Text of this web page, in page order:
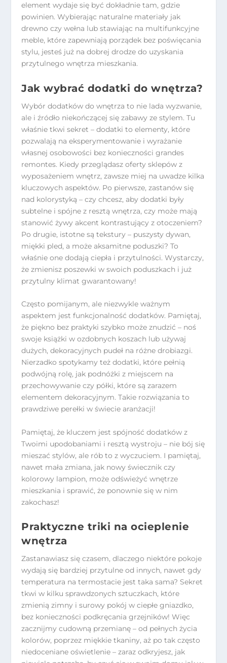
element wydaje się być dokładnie tam, gdzie
powinien. Wybierając naturalne materiały jak
drewno czy wełna lub stawiając na multifunkcyjne
meble, które zapewniają porządek bez poświęcania
stylu, jesteś już na dobrej drodze do uzyskania
przytulnego wnętrza mieszkania.
Jak wybrać dodatki do wnętrza?
Wybór dodatków do wnętrza to nie lada wyzwanie,
ale i źródło niekończącej się zabawy ze stylem. Tu
właśnie tkwi sekret – dodatki to elementy, które
pozwalają na eksperymentowanie i wyrażanie
własnej osobowości bez konieczności grandes
remontes. Kiedy przeglądasz oferty sklepów z
wyposażeniem wnętrz, zawsze miej na uwadze kilka
kluczowych aspektów. Po pierwsze, zastanów się
nad kolorystyką – czy chcesz, aby dodatki były
subtelne i spójne z resztą wnętrza, czy może mają
stanowić żywy akcent kontrastujący z otoczeniem?
Po drugie, istotne są tekstury – puszysty dywan,
miękki pled, a może aksamitne poduszki? To
właśnie one dodają ciepła i przytulności. Wystarczy,
że zmienisz poszewki w swoich poduszkach i już
przytulny klimat gwarantowany!
Często pomijanym, ale niezwykle ważnym
aspektem jest funkcjonalność dodatków. Pamiętaj,
że piękno bez praktyki szybko może znudzić – noś
swoje książki w ozdobnych koszach lub używaj
dużych, dekoracyjnych pudeł na różne drobiazgi.
Nierzadko spotykamy też dodatki, które pełnią
podwójną rolę, jak podnóżki z miejscem na
przechowywanie czy półki, które są zarazem
elementem dekoracyjnym. Takie rozwiązania to
prawdziwe perełki w świecie aranżacji!
Pamiętaj, że kluczem jest spójność dodatków z
Twoimi upodobaniami i resztą wystroju – nie bój się
mieszać stylów, ale rób to z wyczuciem. I pamiętaj,
nawet mała zmiana, jak nowy świecznik czy
kolorowy lampion, może odświeżyć wnętrze
mieszkania i sprawić, że ponownie się w nim
zakochasz!
Praktyczne triki na ocieplenie
wnętrza
Zastanawiasz się czasem, dlaczego niektóre pokoje
wydają się bardziej przytulne od innych, nawet gdy
temperatura na termostacie jest taka sama? Sekret
tkwi w kilku sprawdzonych sztuczkach, które
zmienią zimny i surowy pokój w ciepłe gniazdko,
bez konieczności podkręcania grzejników! Więc
zacznijmy cudowną przemianę – od pełnych życia
kolorów, poprzez miękkie tkaniny, aż po tak często
niedoceniane oświetlenie – zaraz odkryjesz, jak